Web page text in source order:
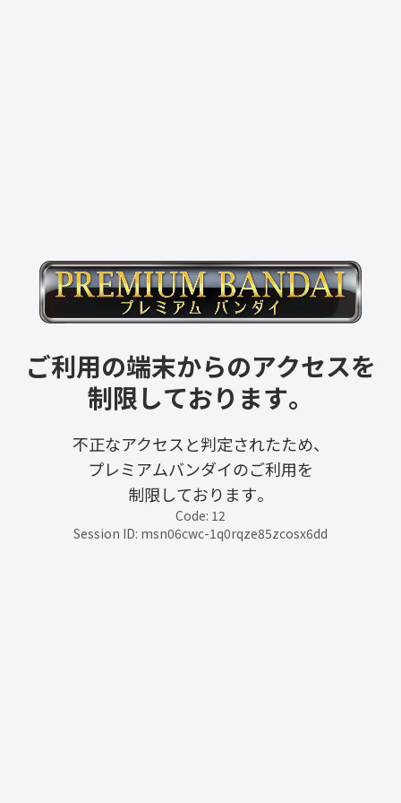
ご利用の端末からのアクセスを
制限しております。
不正なアクセスと判定されたため、
プレミアムバンダイのご利用を
制限しております。
Code: 12
Session ID: msn06cwc-1q0rqze85zcosx6dd